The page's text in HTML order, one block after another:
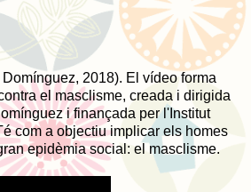
2018). El vídeo forma
el masclisme, creada i dirigida
i finançada per l'Institut
com a objectiu implicar els homes
epidèmia social: el masclisme.